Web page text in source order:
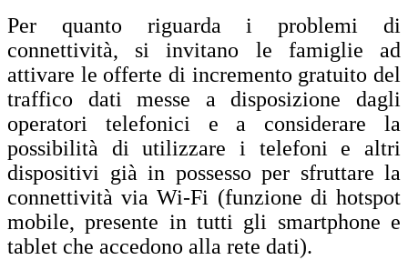
Per quanto riguarda i problemi di
connettività, si invitano le famiglie ad
attivare le offerte di incremento gratuito del
traffico dati messe a disposizione dagli
operatori telefonici e a considerare la
possibilità di utilizzare i telefoni e altri
dispositivi già in possesso per sfruttare la
connettività via Wi-Fi (funzione di hotspot
mobile, presente in tutti gli smartphone e
tablet che accedono alla rete dati).